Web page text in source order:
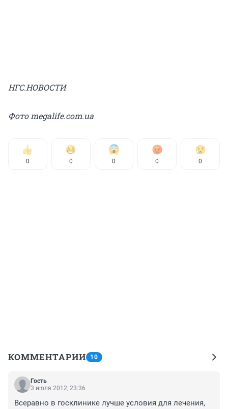
НГС.НОВОСТИ
Фото megalife.com.ua
0 0 0 0 0
КОММЕНТАРИИ 10
Гость
3 июля 2012, 23:36
Всеравно в госклинике лучше условия для лечения,